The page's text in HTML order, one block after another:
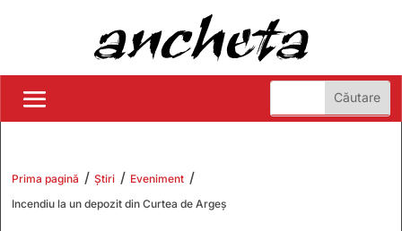
Prima pagină / Știri / Eveniment /
Incendiu la un depozit din Curtea de Argeș